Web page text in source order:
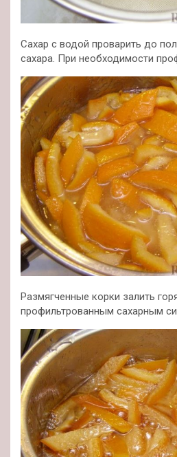
Сахар с водой проварить до
сахара. При необходимости
Размягченные корки залить
профильтрованным сахарным